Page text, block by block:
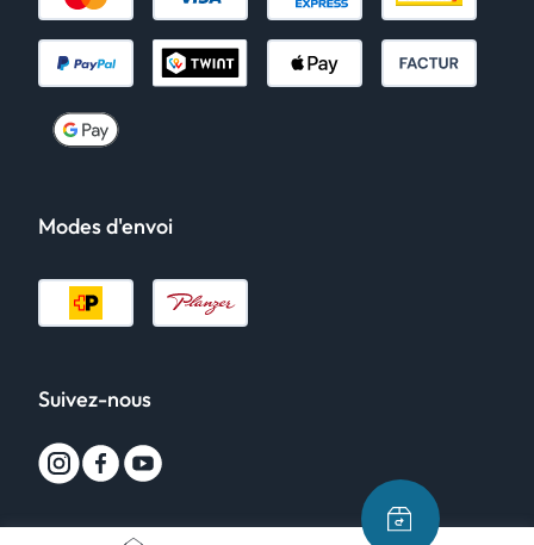
Modes d'envoi
Suivez-nous